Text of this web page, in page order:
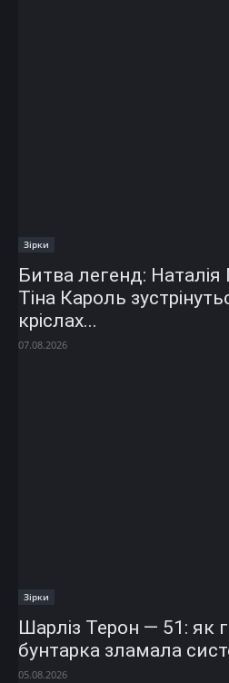
Зірки
Битва легенд:
Тіна Кароль
кріслах...
07.08.2026
Зірки
Шарліз Терон — 51: як
бунтарка зламала
05.08.2026